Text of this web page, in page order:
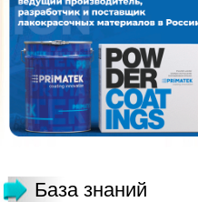
База знаний